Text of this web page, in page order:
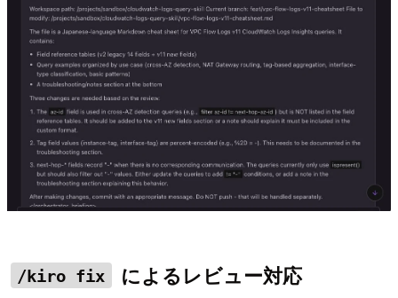
/kiro fix によるレビュー対応